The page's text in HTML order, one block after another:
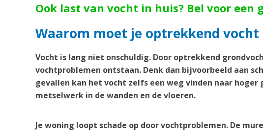
Ook last van vocht in huis? Bel voor een
Waarom moet je optrekkend vocht
Vocht is lang niet onschuldig. Door optrekkend
vochtproblemen ontstaan. Denk dan bijvoorbeeld aan
gevallen kan het vocht zelfs een weg vinden naar
metselwerk in de wanden en de vloeren.
Je woning loopt schade op door vochtproblemen. De